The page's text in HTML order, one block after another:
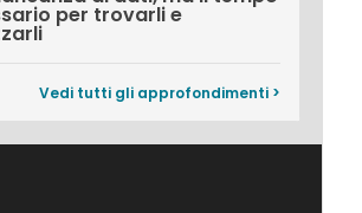
per trovarli e
Vedi tutti gli approfondimenti >